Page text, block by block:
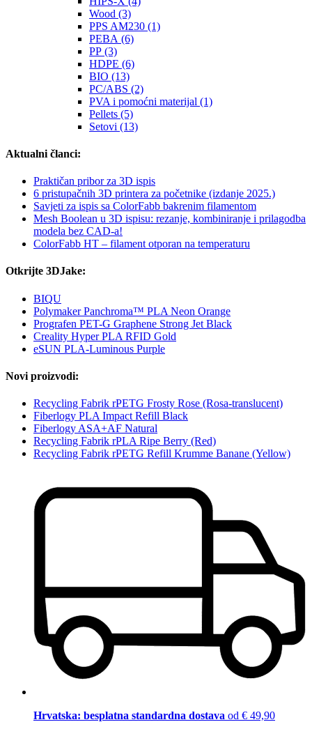
Wood (3)
PPS AM230 (1)
PEBA (6)
PP (3)
HDPE (6)
BIO (13)
PC/ABS (2)
PVA i pomoćni materijal (1)
Pellets (5)
Setovi (13)
Aktualni članci:
Praktičan pribor za 3D ispis
6 pristupačnih 3D printera za početnike (izdanje 2025.)
Savjeti za ispis sa ColorFabb bakrenim filamentom
Mesh Boolean u 3D ispisu: rezanje, kombiniranje i prilagodba
modela bez CAD-a!
ColorFabb HT – filament otporan na temperaturu
Otkrijte 3DJake:
BIQU
Polymaker Panchroma™ PLA Neon Orange
Prografen PET-G Graphene Strong Jet Black
Creality Hyper PLA RFID Gold
eSUN PLA-Luminous Purple
Novi proizvodi:
Recycling Fabrik rPETG Frosty Rose (Rosa-translucent)
Fiberlogy PLA Impact Refill Black
Fiberlogy ASA+AF Natural
Recycling Fabrik rPLA Ripe Berry (Red)
Recycling Fabrik rPETG Refill Krumme Banane (Yellow)
Hrvatska: besplatna standardna dostava od € 49,90